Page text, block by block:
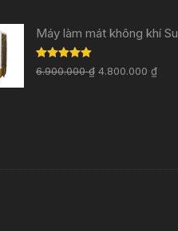
Máy làm mát không khí
Rated 5.00
out of 5
6.900.000₫ 4.800.000 ₫